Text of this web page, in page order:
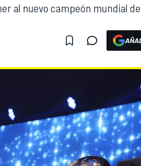
al nuevo campeón mundial